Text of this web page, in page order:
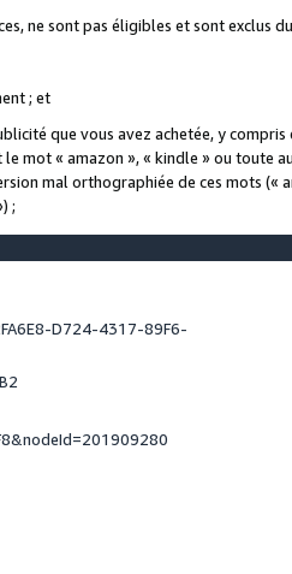
ne sont pas éligibles et sont exclus
; et
que vous avez achetée, y
mot « amazon », « kindle » ou toute
mal orthographiée de ces mots («
;
D724-4317-89F6-